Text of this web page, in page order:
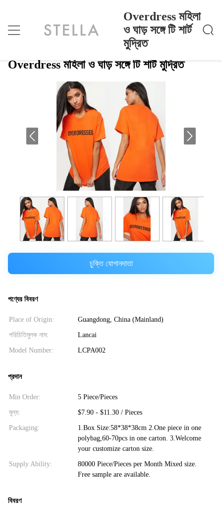
Overdress মহিলা
ও ঘাড় সঙ্গে টি শার্ট
মুদ্রিত
Overdress মহিলা ও ঘাড় সঙ্গে টি শার্ট মুদ্রিত
Overdress মহিলা ও ঘাড় সঙ্গে টি শার্ট মুদ্রিত
চুক্তি যোগানদাতা
পণ্যের বিবরণ
Place of Origin: Guangdong, China (Mainland)
পরিচিতিমুলক নাম: Lancai
Model Number: LCPA002
প্রদান
Min Order: 5 Piece/Pieces
মূল্য: $7.90 - $11.30 / Pieces
Packaging:
1.Box Size:58*38*38cm 2.One piece in one
polybag,60-70pcs in one carton. 3.Welcome
your customize carton size.
Supply Ability:
80000 Piece/Pieces per Month Mixed size.
Free sample are available.
বিবরণ